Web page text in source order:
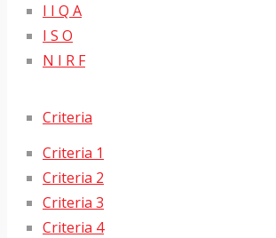
I I Q A
I S O
N I R F
Criteria
Criteria 1
Criteria 2
Criteria 3
Criteria 4